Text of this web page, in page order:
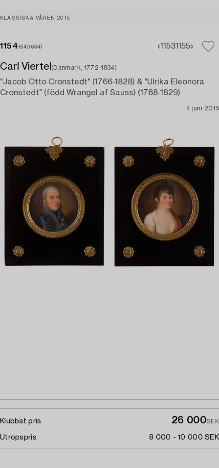
KLASSISKA VÅREN 2015
1154 (640634) 11531155
Carl Viertel (Danmark, 1772-1834)
"Jacob Otto Cronstedt" (1766-1828) & "Ulrika Eleonora
Cronstedt" (född Wrangel af Sauss) (1768-1829)
4 juni 2015
Klubbat pris 26 000SEK
Utropspris 8 000 - 10 000 SEK